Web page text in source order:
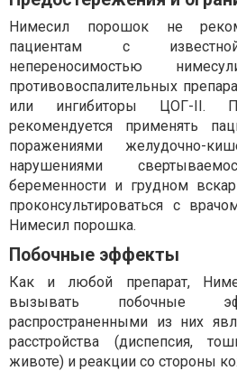
Нимесил порошок не
пациентам с
непереносимостью
противовоспалительных
или ингибиторы ЦОГ-II.
рекомендуется применять
поражениями желудочно-
нарушениями
беременности и грудном
проконсультироваться с
Нимесил порошка.
Побочные эффекты
Как и любой препарат,
вызывать побочные
распространенными из них
расстройства (диспепсия,
животе) и реакции со стороны